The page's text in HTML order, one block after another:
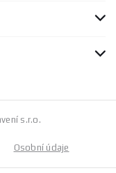
s.r.o.
Osobní údaje